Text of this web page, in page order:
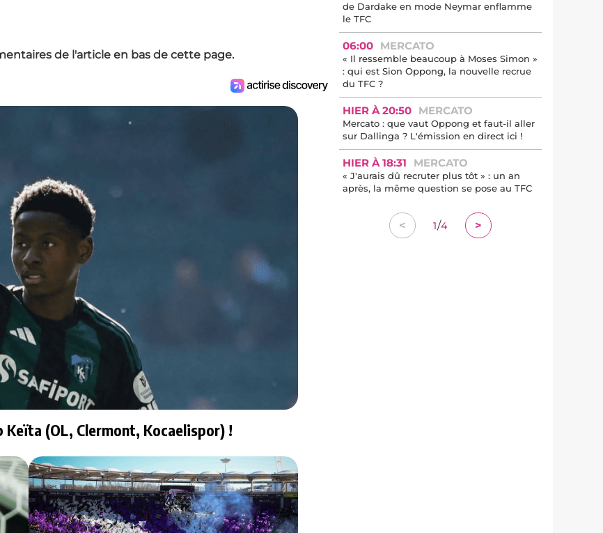
de l'article en bas de cette page.
(OL, Clermont, Kocaelispor) !
de Dardake en mode Neymar enflamme
le TFC
06:00 MERCATO
« Il ressemble beaucoup à Moses Simon »
: qui est Sion Oppong, la nouvelle recrue
du TFC ?
HIER À 20:50 MERCATO
Mercato : que vaut Oppong et faut-il aller
sur Dallinga ? L'émission en direct ici !
HIER À 18:31 MERCATO
« J'aurais dû recruter plus tôt » : un an
après, la même question se pose au TFC
< 1/4 >